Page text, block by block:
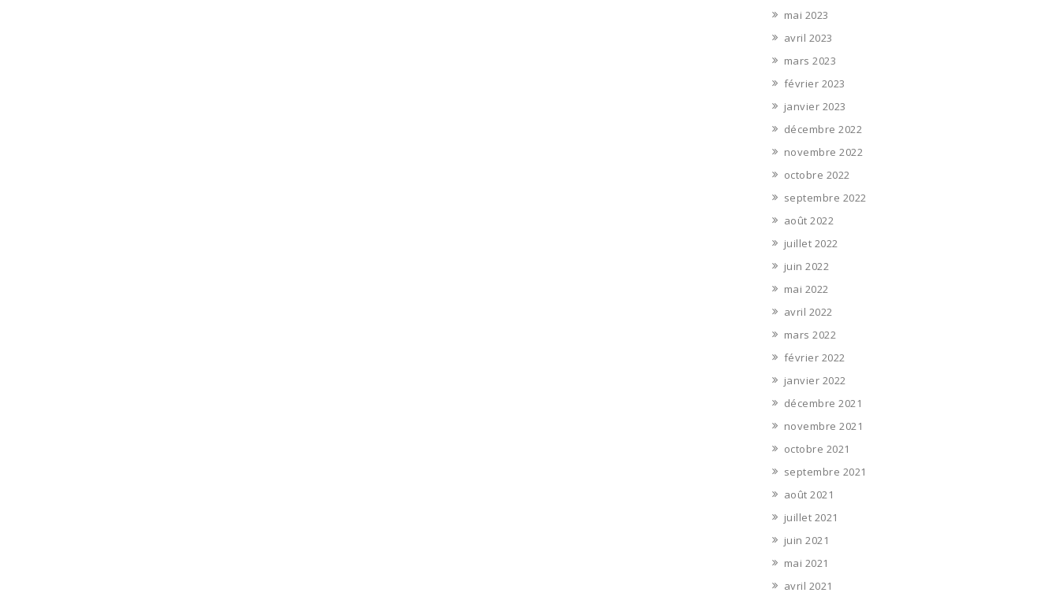
mai 2023
avril 2023
mars 2023
février 2023
janvier 2023
décembre 2022
novembre 2022
octobre 2022
septembre 2022
août 2022
juillet 2022
juin 2022
mai 2022
avril 2022
mars 2022
février 2022
janvier 2022
décembre 2021
novembre 2021
octobre 2021
septembre 2021
août 2021
juillet 2021
juin 2021
mai 2021
avril 2021